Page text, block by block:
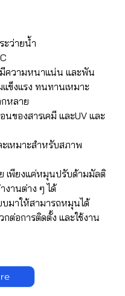
ะว่ายน้ำ
ความหนาแน่น และพัน
ข็งแรง ทนทานเหมาะ
หลาย
ของสารเคมี และUV และ
เหมาะสำหรับสภาพ
เพียงแค่หมุนปรับด้ามมัลติ
งานต่าง ๆ ได้
มาให้สามารถหมุนได้
ต่อการติดตั้ง และใช้งาน